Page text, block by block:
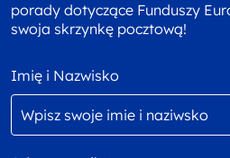
porady dotyczące Funduszy
swoja skrzynkę pocztową!
Imię i Nazwisko